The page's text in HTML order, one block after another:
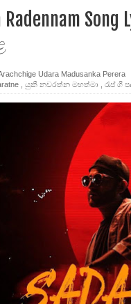
ගීතයේ පද පෙළ
සර් ගීතයේ පද පෙළ
Lyrics - මතක අලුතින් ලියන්න
සඳක් ඇවිත් ගීතයේ පද පෙළ
- ශ්වේත සඳේ ගීතයේ පද පෙළ
ගීතයේ පද පෙළ
බලන් ගීතයේ පද පෙළ
හොද සිහියෙන් ගීතයේ පද පෙළ
Radennam
Udara Madusanka Perera
යුකී නවරත්න මහත්මා රැප් ගී